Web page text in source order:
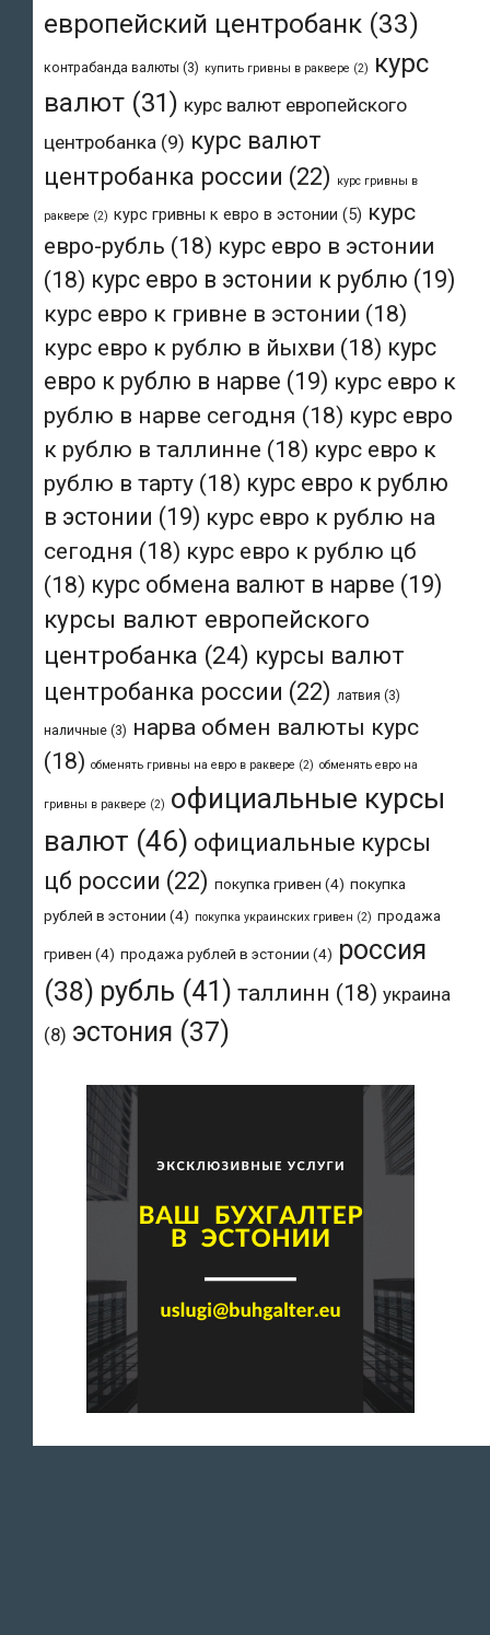
европейский центробанк (33)
контрабанда валюты (3) купить гривны в раквере (2)
курс
валют (31) курс валют европейского
центробанка (9) курс валют
центробанка россии (22) курс гривны в
раквере (2) курс гривны к евро в эстонии (5) курс
евро-рубль (18) курс евро в эстонии
(18) курс евро в эстонии к рублю (19)
курс евро к гривне в эстонии (18)
курс евро к рублю в йыхви (18) курс
евро к рублю в нарве (19) курс евро к
рублю в нарве сегодня (18) курс евро
к рублю в таллинне (18) курс евро к
рублю в тарту (18) курс евро к рублю
в эстонии (19) курс евро к рублю на
сегодня (18) курс евро к рублю цб
(18) курс обмена валют в нарве (19)
курсы валют европейского
центробанка (24) курсы валют
центробанка россии (22) латвия (3)
наличные (3) нарва обмен валюты курс
(18) обменять гривны на евро в раквере (2) обменять евро на
гривны в раквере (2) официальные курсы
валют (46) официальные курсы
цб россии (22) покупка гривен (4) покупка
рублей в эстонии (4) покупка украинских гривен (2) продажа
гривен (4) продажа рублей в эстонии (4) россия
(38) рубль (41) таллинн (18) украина
(8) эстония (37)